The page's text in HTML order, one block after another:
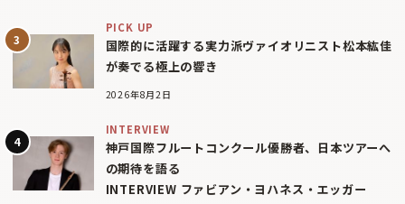
PICK UP
国際的に活躍する実力派ヴァイオリニスト松本紘佳
が奏でる極上の響き
2026年8月2日
INTERVIEW
神戸国際フルートコンクール優勝者、日本ツアーへ
の期待を語る
INTERVIEW ファビアン・ヨハネス・エッガー